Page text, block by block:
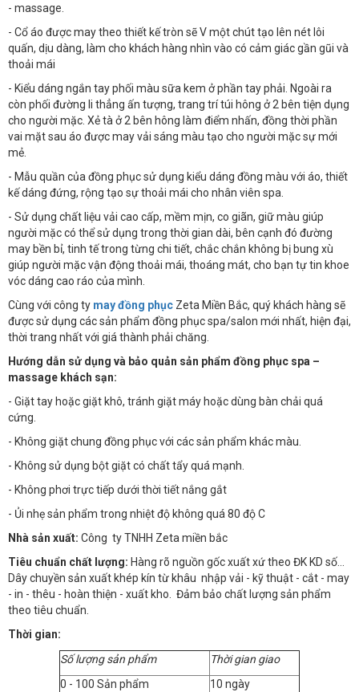
- massage.
- Cổ áo được may theo thiết kế tròn sẽ V một chút tạo lên nét lôi
quấn, dịu dàng, làm cho khách hàng nhìn vào có cảm giác gần gũi và
thoải mái
- Kiểu dáng ngắn tay phối màu sữa kem ở phần tay phải. Ngoài ra
còn phối đường li thẳng ấn tượng, trang trí túi hông ở 2 bên tiện dụng
cho người mặc. Xẻ tà ở 2 bên hông làm điểm nhấn, đồng thời phần
vai mặt sau áo được may vải sáng màu tạo cho người mặc sự mới
mẻ.
- Mẫu quần của đồng phục sử dụng kiểu dáng đồng màu với áo, thiết
kế dáng đứng, rộng tạo sự thoải mái cho nhân viên spa.
- Sử dụng chất liệu vải cao cấp, mềm mịn, co giãn, giữ màu giúp
người mặc có thể sử dụng trong thời gian dài, bên cạnh đó đường
may bền bỉ, tinh tế trong từng chi tiết, chắc chắn không bị bung xù
giúp người mặc vận động thoải mái, thoáng mát, cho bạn tự tin khoe
vóc dáng cao ráo của mình.
Cùng với công ty may đồng phục Zeta Miền Bắc, quý khách hàng sẽ
được sử dụng các sản phẩm đồng phục spa/salon mới nhất, hiện đại,
thời trang nhất với giá thành phải chăng.
Hướng dẫn sử dụng và bảo quản sản phẩm đồng phục spa –
massage khách sạn:
- Giặt tay hoặc giặt khô, tránh giặt máy hoặc dùng bàn chải quá
cứng.
- Không giặt chung đồng phục với các sản phẩm khác màu.
- Không sử dụng bột giặt có chất tẩy quá mạnh.
- Không phơi trực tiếp dưới thời tiết nắng gắt
- Ủi nhẹ sản phẩm trong nhiệt độ không quá 80 độ C
Nhà sản xuất: Công ty TNHH Zeta miền bắc
Tiêu chuẩn chất lượng: Hàng rõ nguồn gốc xuất xứ theo ĐK KD số…
Dây chuyền sản xuất khép kín từ khâu nhập vải - kỹ thuật - cắt - may
- in - thêu - hoàn thiện - xuất kho. Đảm bảo chất lượng sản phẩm
theo tiêu chuẩn.
Thời gian:
Số lượng sản phẩm
Thời gian giao
0 - 100 Sản phẩm
10 ngày